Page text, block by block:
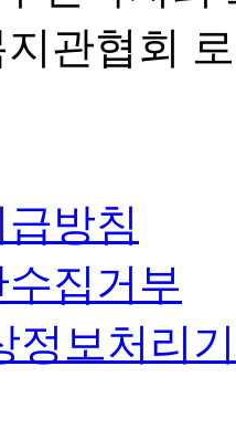
방침
집거부
정보처리